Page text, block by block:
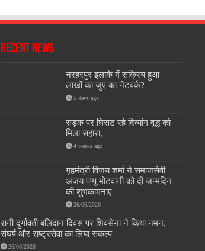
Recent News
नरहरपुर इलाके में सक्रिय हुआ
लाखों का जुए का नेटवर्क?
5 days ago
सड़क पर घिसट रहे दिव्यांग वृद्ध को
मिला सहारा,
4 weeks ago
गृहमंत्री विजय शर्मा ने समाजसेवी
अजय पप्पू मोटवानी को दी जन्मदिन
की शुभकामनाएं
26/06/2026
रानी दुर्गावती बलिदान दिवस पर शिवसेना ने किया नमन,
संघर्ष और राष्ट्रसेवा का लिया संकल्प
26/06/2026